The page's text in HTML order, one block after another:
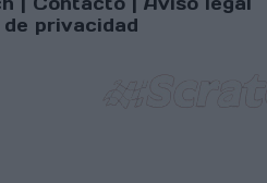
privacidad